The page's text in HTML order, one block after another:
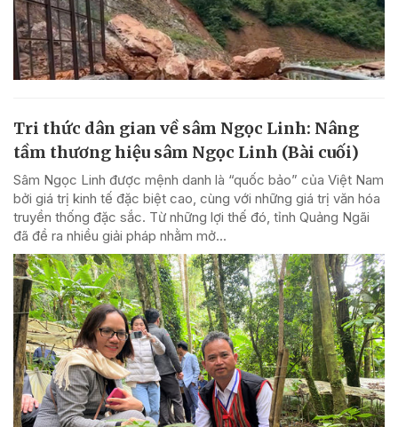
Tri thức dân gian về sâm Ngọc Linh: Nâng
tầm thương hiệu sâm Ngọc Linh (Bài cuối)
Sâm Ngọc Linh được mệnh danh là “quốc bảo” của Việt Nam
bởi giá trị kinh tế đặc biệt cao, cùng với những giá trị văn hóa
truyền thống đặc sắc. Từ những lợi thế đó, tỉnh Quảng Ngãi
đã đề ra nhiều giải pháp nhằm mở...